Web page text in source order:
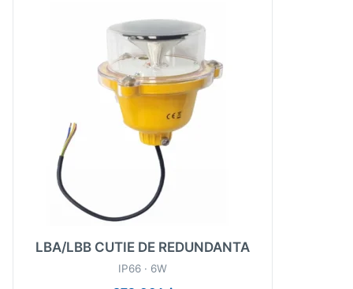
LBA/LBB CUTIE DE REDUNDANTA
IP66 · 6W